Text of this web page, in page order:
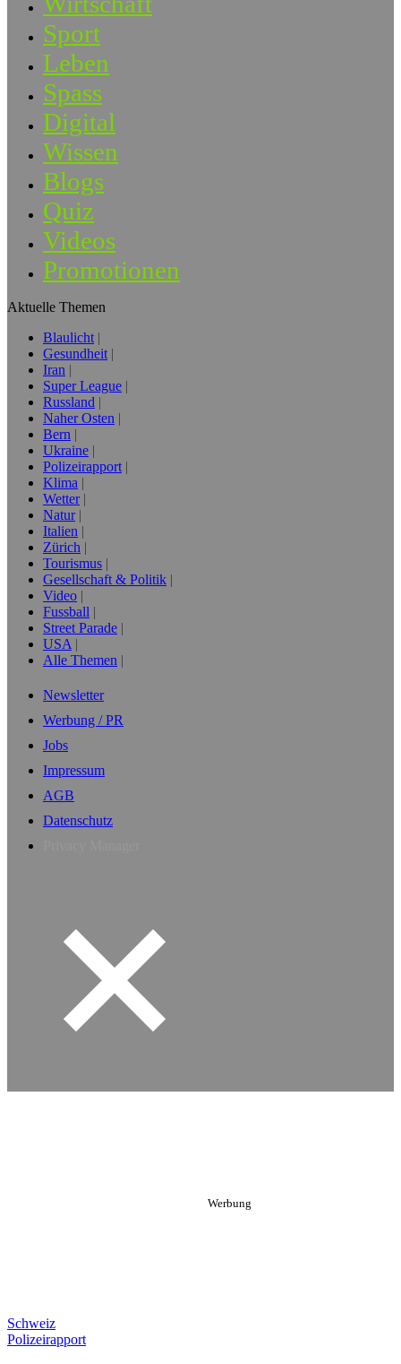
Sport
Leben
Spass
Digital
Wissen
Blogs
Quiz
Videos
Promotionen
Aktuelle Themen
Blaulicht
Gesundheit
Iran
Super League
Russland
Naher Osten
Bern
Ukraine
Polizeirapport
Klima
Wetter
Natur
Italien
Zürich
Tourismus
Gesellschaft & Politik
Video
Fussball
Street Parade
USA
Alle Themen
Newsletter
Werbung / PR
Jobs
Impressum
AGB
Datenschutz
Schweiz
Polizeirapport